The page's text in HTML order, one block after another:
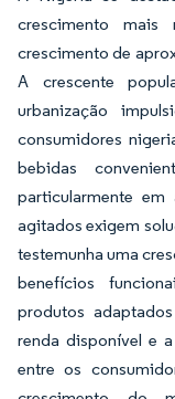
crescimento
crescimento de
A crescente
urbanização
consumidores
bebidas
particularmente
agitados exigem
testemunha uma
benefícios
produtos
renda disponível e
entre os